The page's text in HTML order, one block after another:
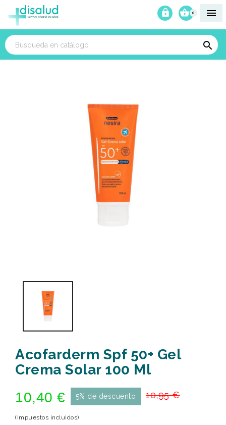

0



Acofarderm Spf 50+ Gel
Crema Solar 100 Ml
10,40 € 5% de descuento 10,95 €
(Impuestos incluidos)